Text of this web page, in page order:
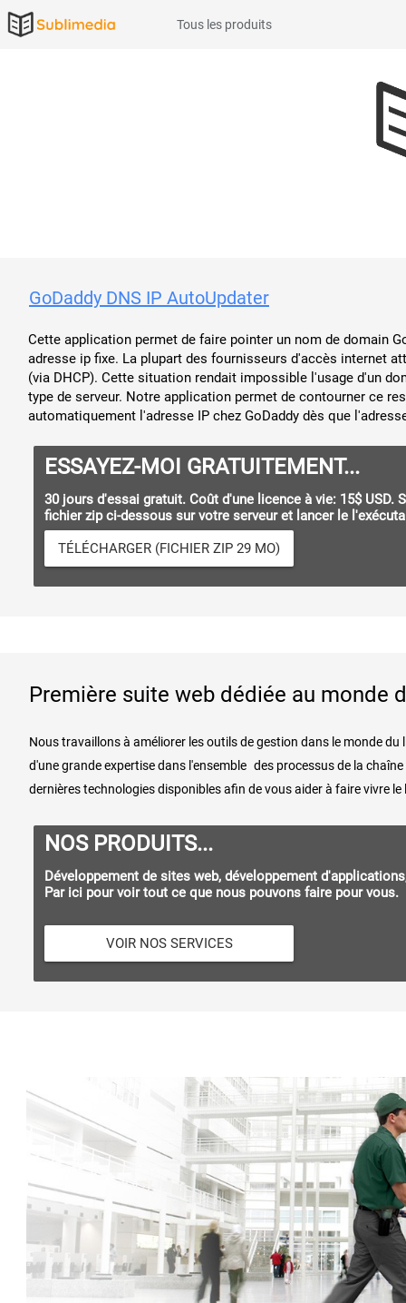
Tous les produits
GoDaddy DNS IP AutoUpdater
Cette application permet de faire pointer un nom de domain
adresse ip fixe. La plupart des fournisseurs d'accès internet
(via DHCP). Cette situation rendait impossible l'usage d'un
type de serveur. Notre application permet de contourner ce
automatiquement l'adresse IP chez GoDaddy dès que
ESSAYEZ-MOI GRATUITEMENT...
30 jours d'essai gratuit. Coût d'une licence à vie: 15$ USD.
fichier zip ci-dessous sur votre serveur et lancer le
TÉLÉCHARGER (FICHIER ZIP 29 MO)
Première suite web dédiée au monde
Nous travaillons à améliorer les outils de gestion dans le monde
d'une grande expertise dans l'ensemble des processus de la
dernières technologies disponibles afin de vous aider à faire vivre
NOS PRODUITS...
Développement de sites web, développement
Par ici pour voir tout ce que nous pouvons faire pour vous.
VOIR NOS SERVICES